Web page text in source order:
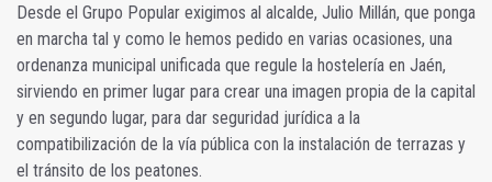
Desde el Grupo Popular exigimos al alcalde, Julio Millán, que ponga
en marcha tal y como le hemos pedido en varias ocasiones, una
ordenanza municipal unificada que regule la hostelería en Jaén,
sirviendo en primer lugar para crear una imagen propia de la capital
y en segundo lugar, para dar seguridad jurídica a la
compatibilización de la vía pública con la instalación de terrazas y
el tránsito de los peatones.